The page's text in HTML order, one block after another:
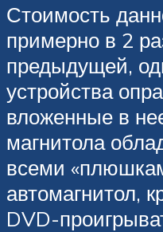
Стоимость
примерно в 2
предыдущей,
устройства
вложенные в
магнитола
всеми
автомагнитол,
DVD-